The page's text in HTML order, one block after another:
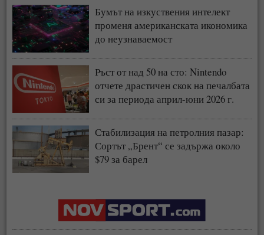
Бумът на изкуствения интелект
променя американската икономика
до неузнаваемост
Ръст от над 50 на сто: Nintendo
отчете драстичен скок на печалбата
си за периода април-юни 2026 г.
Стабилизация на петролния пазар:
Сортът „Брент“ се задържа около
$79 за барел